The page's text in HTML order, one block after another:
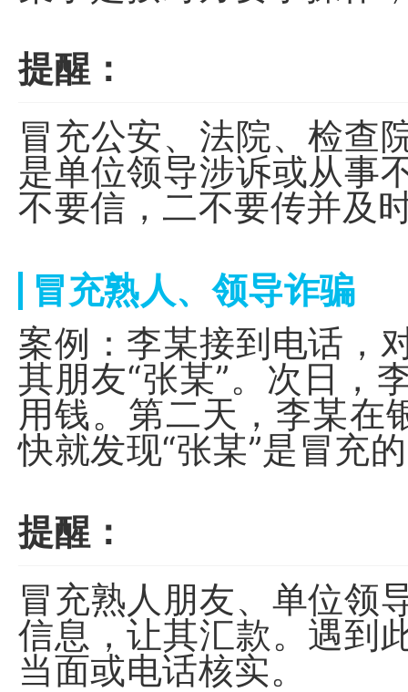
提醒：
冒充公安、法院、检查
是单位领导涉诉或从事
不要信，二不要传并及
冒充熟人、领导诈骗
案例：李某接到电话，
其朋友“张某”。次日，
用钱。第二天，李某在
快就发现“张某”是冒充
提醒：
冒充熟人朋友、单位领
信息，让其汇款。遇到
当面或电话核实。